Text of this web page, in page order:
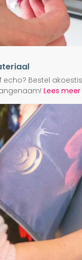
echo? Bestel
Lees